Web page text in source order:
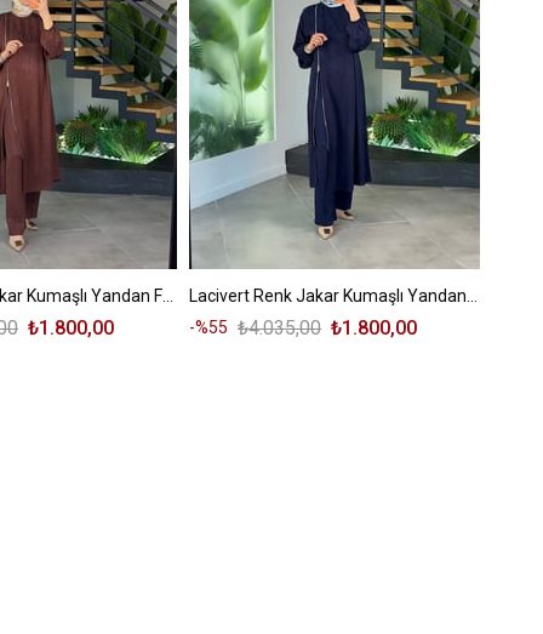
Kahve Renk Jakar Kumaşlı Yandan Fermuarlı Takım
₺1.800,00
Lacivert Renk Jakar Kumaşlı Yandan Fermuarlı Takım
%55
₺1.800,00
₺4.035,00